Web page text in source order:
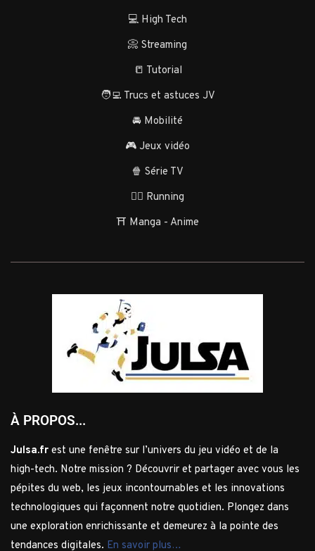
💻 High Tech
📀 Streaming
📒 Tutorial
🧑‍💻 Trucs et astuces JV
🚘 Mobilité
🎮 Jeux vidéo
🍿 Série TV
🏃‍♂️ Running
⛩️ Manga - Anime
À PROPOS...
Julsa.fr est une fenêtre sur l’univers du jeu vidéo et de la
high-tech. Notre mission ? Découvrir et partager avec vous les
pépites du web, les jeux incontournables et les innovations
technologiques qui façonnent notre quotidien. Plongez dans
une exploration enrichissante et demeurez à la pointe des
tendances digitales. En savoir plus…